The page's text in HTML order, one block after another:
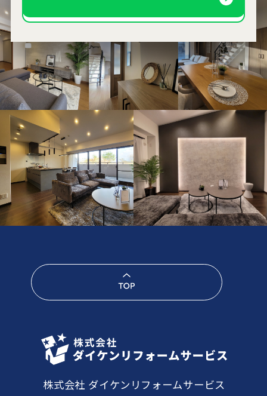
株式会社 ダイケンリフォームサービス